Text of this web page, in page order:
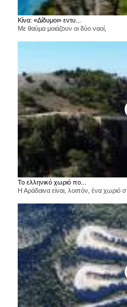
Κίνα: «Δίδυμοι» εντυ...
Με θαύμα μοιάζουν οι δύο ναοί,
Το ελληνικό χωριό πο...
Η Αράδαινα είναι, λοιπόν, ένα χωριό σ